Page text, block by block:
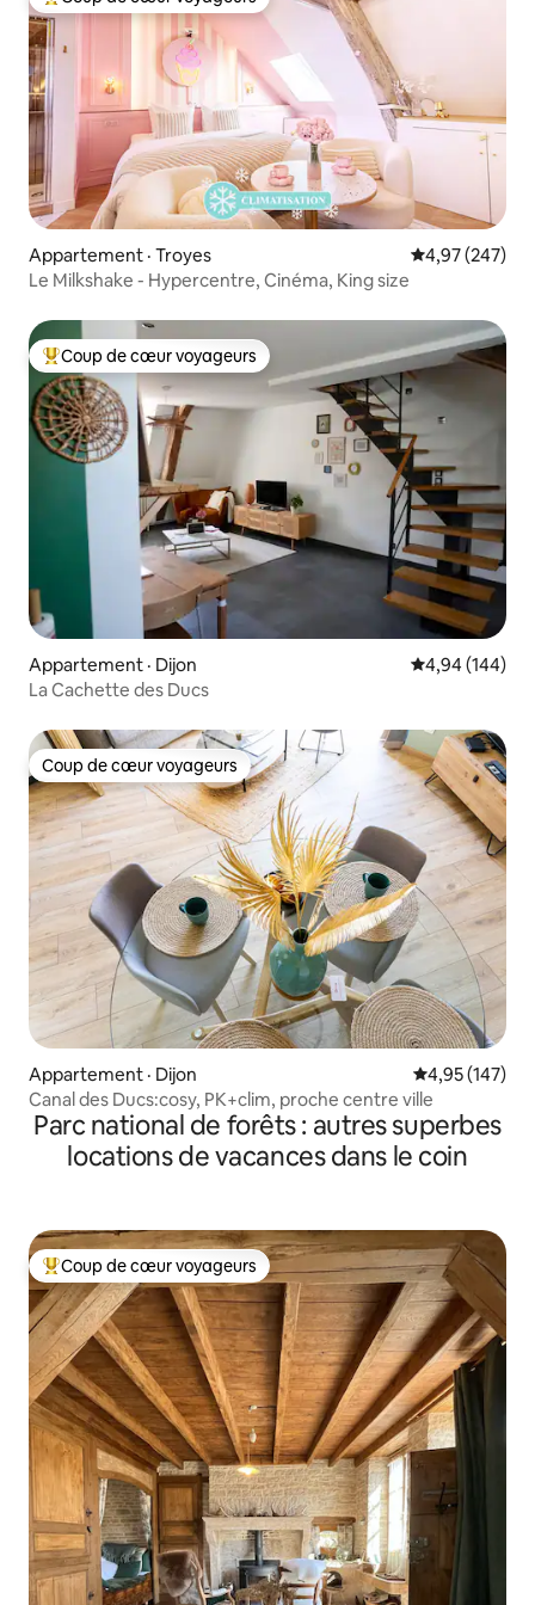
Coup de cœur voyageurs parmi les plus aimés
Appartement · Troyes Note
4,97 (247)
Le Milkshake - Hypercentre, Cinéma, King size
Coup de cœur voyageurs parmi les plus aimés
Coup de cœur voyageurs
Appartement · Dijon Note
4,94 (144)
La Cachette des Ducs
Coup de cœur voyageurs
Coup de cœur voyageurs
Appartement · Dijon Note
4,95 (147)
Canal des Ducs:cosy, PK+clim, proche centre ville
Parc national de forêts : autres superbes
locations de vacances dans le coin
Coup de cœur voyageurs parmi les plus aimés
Coup de cœur voyageurs